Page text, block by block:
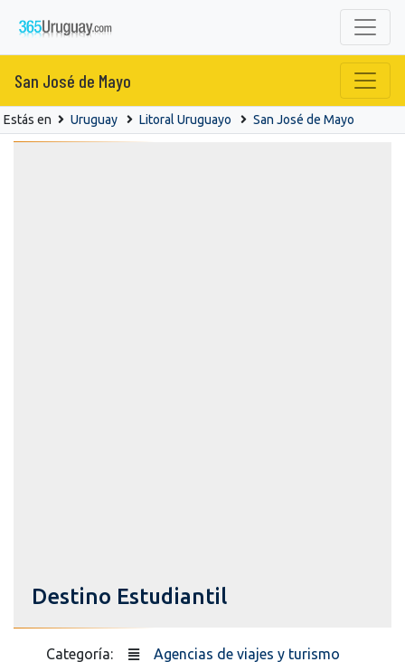
San José de Mayo
Estás en Uruguay Litoral Uruguayo San José de Mayo
Destino Estudiantil
Categoría: Agencias de viajes y turismo